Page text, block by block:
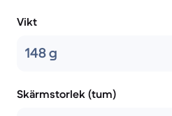
Vikt
148 g
Skärmstorlek (tum)